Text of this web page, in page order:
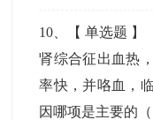
10 、【单选题 】
肾综合征出血热
率快，并咯血，
因哪项是主要的